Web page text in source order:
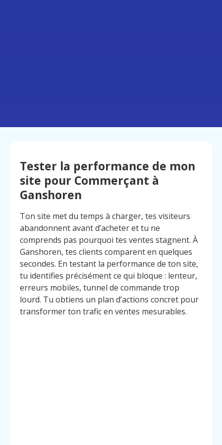
Tester la performance de mon
site pour Commerçant à
Ganshoren
Ton site met du temps à charger, tes visiteurs
abandonnent avant d’acheter et tu ne
comprends pas pourquoi tes ventes stagnent. À
Ganshoren, tes clients comparent en quelques
secondes. En testant la performance de ton site,
tu identifies précisément ce qui bloque : lenteur,
erreurs mobiles, tunnel de commande trop
lourd. Tu obtiens un plan d’actions concret pour
transformer ton trafic en ventes mesurables.